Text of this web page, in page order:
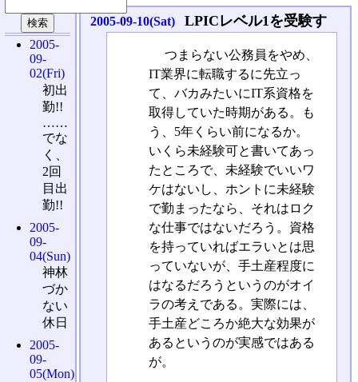
2005-09-10(Sat) LPICレベル1を受験す
つまらない公務員をやめ、
IT業界に転職するに先立っ
て、バカみたいにIT系資格を
取得していた時期がある。も
う、5年くらい前になるか。
いくら未経験可と書いてあっ
たところで、未経験でいいワ
ケはないし、ホントに未経験
で勤まったなら、それはロク
な仕事ではないだろう。資格
を持っていればエラいとは思
っていないが、手土産程度に
はなるだろうというのがオイ
ラの考えである。実際には、
手土産どころか絶大な効果が
あるというのが実感ではある
が。
2005-
09-
02(Fri)
初出
勤!!
……
でな
く、
2回
目出
勤!!
2005-
09-
04(Sun)
神林
づか
ない
休日
2005-
09-
05(Mon)